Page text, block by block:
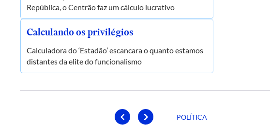
República, o Centrão faz um cálculo lucrativo
Calculando os privilégios
Calculadora do ‘Estadão’ escancara o quanto estamos
distantes da elite do funcionalismo
POLÍTICA